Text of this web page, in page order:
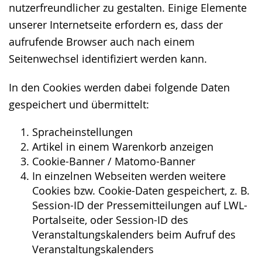
nutzerfreundlicher zu gestalten. Einige Elemente
unserer Internetseite erfordern es, dass der
aufrufende Browser auch nach einem
Seitenwechsel identifiziert werden kann.
In den Cookies werden dabei folgende Daten
gespeichert und übermittelt:
Spracheinstellungen
Artikel in einem Warenkorb anzeigen
Cookie-Banner / Matomo-Banner
In einzelnen Webseiten werden weitere
Cookies bzw. Cookie-Daten gespeichert, z. B.
Session-ID der Pressemitteilungen auf LWL-
Portalseite, oder Session-ID des
Veranstaltungskalenders beim Aufruf des
Veranstaltungskalenders